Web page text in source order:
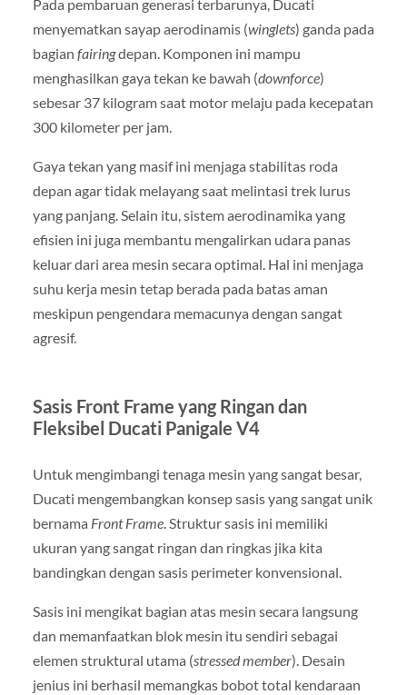
Pada pembaruan generasi terbarunya, Ducati
menyematkan sayap aerodinamis (winglets) ganda pada
bagian fairingdepan. Komponen ini mampu
menghasilkan gaya tekan ke bawah (downforce)
sebesar 37 kilogram saat motor melaju pada kecepatan
300 kilometer per jam.
Gaya tekan yang masif ini menjaga stabilitas roda
depan agar tidak melayang saat melintasi trek lurus
yang panjang. Selain itu, sistem aerodinamika yang
efisien ini juga membantu mengalirkan udara panas
keluar dari area mesin secara optimal. Hal ini menjaga
suhu kerja mesin tetap berada pada batas aman
meskipun pengendara memacunya dengan sangat
agresif.
Sasis Front Frame yang Ringan dan
Fleksibel Ducati Panigale V4
Untuk mengimbangi tenaga mesin yang sangat besar,
Ducati mengembangkan konsep sasis yang sangat unik
bernama Front Frame. Struktur sasis ini memiliki
ukuran yang sangat ringan dan ringkas jika kita
bandingkan dengan sasis perimeter konvensional.
Sasis ini mengikat bagian atas mesin secara langsung
dan memanfaatkan blok mesin itu sendiri sebagai
elemen struktural utama (stressed member). Desain
jenius ini berhasil memangkas bobot total kendaraan